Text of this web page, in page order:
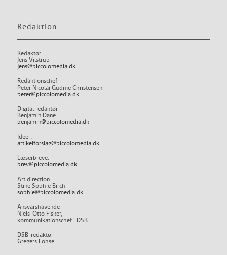
Redaktion
Redaktør
Jens Vilstrup
jens@piccolomedia.dk
Redaktionschef
Peter Nicolai Gudme Christensen
peter@piccolomedia.dk
Digital redaktør
Benjamin Dane
benjamin@piccolomedia.dk
Ideer:
artikelforslag@piccolomedia.dk
Læserbreve:
brev@piccolomedia.dk
Art direction
Stine Sophie Birch
sophie@piccolomedia.dk
Ansvarshavende
Niels-Otto Fisker,
kommunikationschef i DSB.
DSB-redaktør
Gregers Lohse